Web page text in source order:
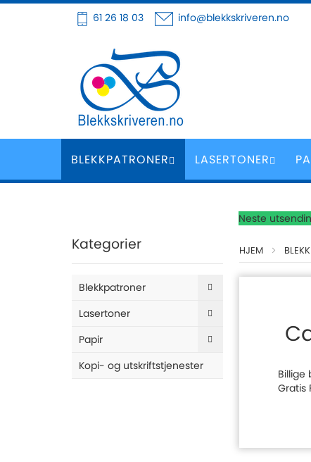
Hoppe
innhold
61 26 18 03 info@blekkskriveren.no
BLEKKPATRONER LASERTONER
Neste
HJEM
Billige
Gratis
Kategorier
Blekkpatroner
Lasertoner
Papir
Kopi- og utskriftstjenester